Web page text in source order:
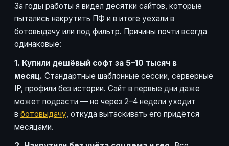
За годы работы я видел десятки сайтов, которые
пытались накрутить ПФ и в итоге уехали в
ботовыдачу или под фильтр. Причины почти всегда
одинаковые:
1. Купили дешёвый софт за 5–10 тысяч в
месяц. Стандартные шаблонные сессии, серверные
IP, профили без истории. Сайт в первые дни даже
может подрасти — но через 2–4 недели уходит
в ботовыдачу, откуда вытаскивать его придётся
месяцами.